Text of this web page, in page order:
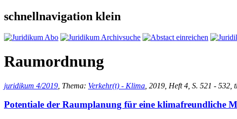
schnellnavigation klein
Raumordnung
juridikum 4/2019 , Thema: Verkehr(t) - Klima , 2019, Heft 4, S. 521 - 532,
Potentiale der Raumplanung für eine klimafreundliche